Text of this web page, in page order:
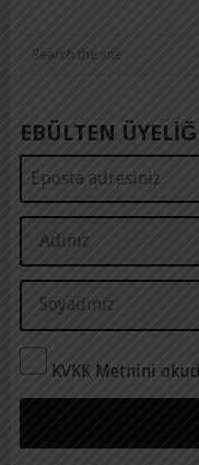
EBÜLTEN
KVKK Metnini